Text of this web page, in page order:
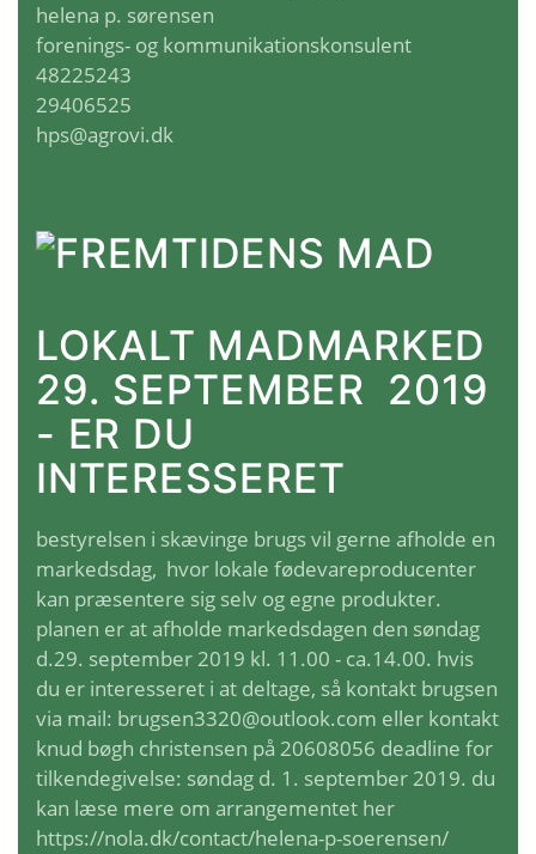
helena p. sørensen
forenings- og kommunikationskonsulent
48225243
29406525
hps@agrovi.dk
LOKALT MADMARKED
29. SEPTEMBER 2019
- ER DU
INTERESSERET
bestyrelsen i skævinge brugs vil gerne afholde en
markedsdag, hvor lokale fødevareproducenter
kan præsentere sig selv og egne produkter.
planen er at afholde markedsdagen den søndag
d.29. september 2019 kl. 11.00 - ca.14.00. hvis
du er interesseret i at deltage, så kontakt brugsen
via mail: brugsen3320@outlook.com eller kontakt
knud bøgh christensen på 20608056 deadline for
tilkendegivelse: søndag d. 1. september 2019. du
kan læse mere om arrangementet her
https://nola.dk/contact/helena-p-soerensen/